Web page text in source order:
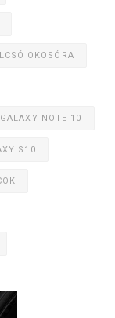
OKOSÓRA
NOTE 10
S10